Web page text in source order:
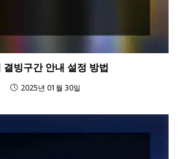
결빙구간 안내 설정 방법
2025년 01월 30일